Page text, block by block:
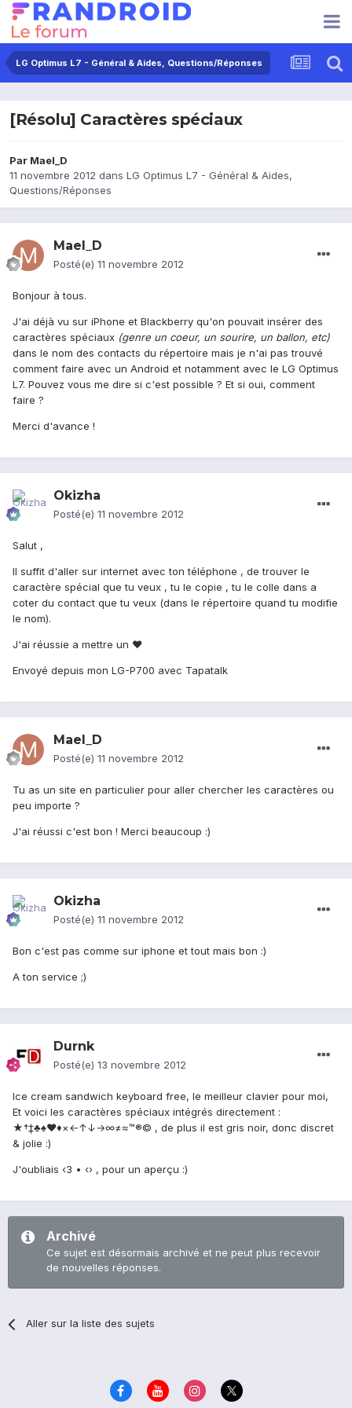
LG Optimus L7 - Général & Aides, Questions/Réponses
[Résolu] Caractères spéciaux
Par Mael_D
11 novembre 2012 dans LG Optimus L7 - Général & Aides,
Questions/Réponses
Mael_D
Posté(e) 11 novembre 2012
Bonjour à tous.
J'ai déjà vu sur iPhone et Blackberry qu'on pouvait insérer des
caractères spéciaux (genre un coeur, un sourire, un ballon, etc)
dans le nom des contacts du répertoire mais je n'ai pas trouvé
comment faire avec un Android et notamment avec le LG Optimus
L7. Pouvez vous me dire si c'est possible ? Et si oui, comment
faire ?
Merci d'avance !
Okizha
Posté(e) 11 novembre 2012
Salut ,
Il suffit d'aller sur internet avec ton téléphone , de trouver le
caractère spécial que tu veux , tu le copie , tu le colle dans a
coter du contact que tu veux (dans le répertoire quand tu modifie
le nom).
J'ai réussie a mettre un ♥
Envoyé depuis mon LG-P700 avec Tapatalk
Mael_D
Posté(e) 11 novembre 2012
Tu as un site en particulier pour aller chercher les caractères ou
peu importe ?
J'ai réussi c'est bon ! Merci beaucoup :)
Okizha
Posté(e) 11 novembre 2012
Bon c'est pas comme sur iphone et tout mais bon :)
A ton service ;)
Durnk
Posté(e) 13 novembre 2012
Ice cream sandwich keyboard free, le meilleur clavier pour moi,
Et voici les caractères spéciaux intégrés directement :
★†‡♣♠♥♦×←↑↓→∞≠≈™®© , de plus il est gris noir, donc discret
& jolie :)
J'oubliais ‹3 • ‹› , pour un aperçu :)
Archivé
Ce sujet est désormais archivé et ne peut plus recevoir
de nouvelles réponses.
Aller sur la liste des sujets